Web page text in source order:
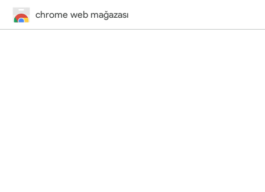
chrome web mağazası